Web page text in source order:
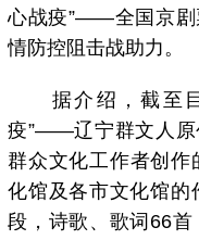
心战疫”——全国京剧
情防控阻击战助力。
据介绍，截至目
疫”——辽宁群文人原
群众文化工作者创作
化馆及各市文化馆的
段，诗歌、歌词66